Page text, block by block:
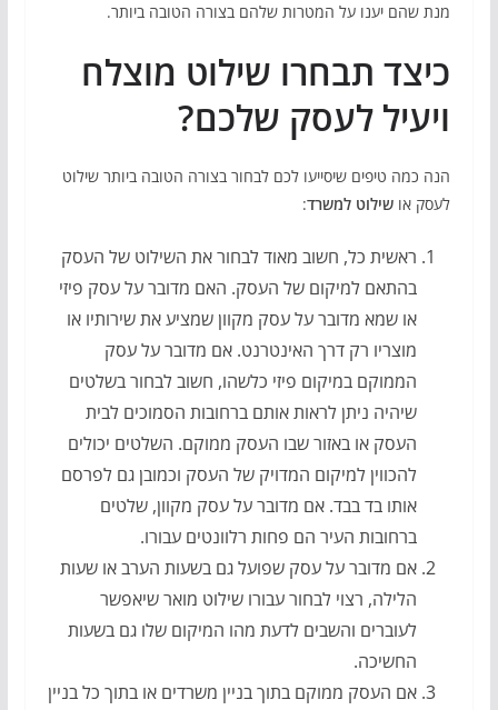
מנת שהם יענו על המטרות שלהם בצורה הטובה ביותר.
כיצד תבחרו שילוט מוצלח
ויעיל לעסק שלכם?
הנה כמה טיפים שיסייעו לכם לבחור בצורה הטובה ביותר שילוט
לעסק או שילוט למשרד:
ראשית כל, חשוב מאוד לבחור את השילוט של העסק
בהתאם למיקום של העסק. האם מדובר על עסק פיזי
או שמא מדובר על עסק מקוון שמציע את שירותיו או
מוצריו רק דרך האינטרנט. אם מדובר על עסק
הממוקם במיקום פיזי כלשהו, חשוב לבחור בשלטים
שיהיה ניתן לראות אותם ברחובות הסמוכים לבית
העסק או באזור שבו העסק ממוקם. השלטים יכולים
להכווין למיקום המדויק של העסק וכמובן גם לפרסם
אותו בד בבד. אם מדובר על עסק מקוון, שלטים
ברחובות העיר הם פחות רלוונטים עבורו.
אם מדובר על עסק שפועל גם בשעות הערב או שעות
הלילה, רצוי לבחור עבורו שילוט מואר שיאפשר
לעוברים והשבים לדעת מהו המיקום שלו גם בשעות
החשיכה.
אם העסק ממוקם בתוך בניין משרדים או בתוך כל בניין